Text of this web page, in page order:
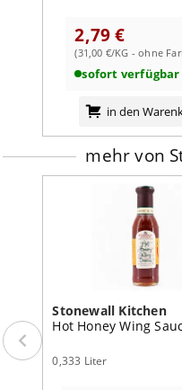
2,79 €
(31,00 €/KG - ohne
sofort verfügbar
in den
mehr von
Stonewall Kitchen
Hot Honey Wing
0,333 Liter